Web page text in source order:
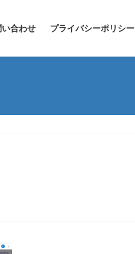
い合わせ プライバシーポリシー